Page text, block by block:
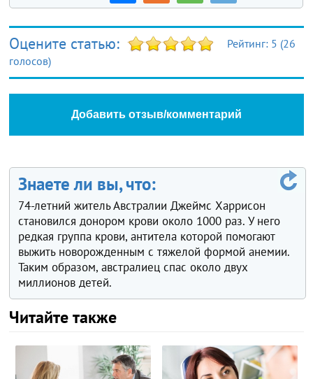
Оцените статью: Рейтинг: 5 (26
голосов)
Добавить отзыв/комментарий
Знаете ли вы, что:
74-летний житель Австралии Джеймс Харрисон
становился донором крови около 1000 раз. У него
редкая группа крови, антитела которой помогают
выжить новорожденным с тяжелой формой анемии.
Таким образом, австралиец спас около двух
миллионов детей.
Читайте также